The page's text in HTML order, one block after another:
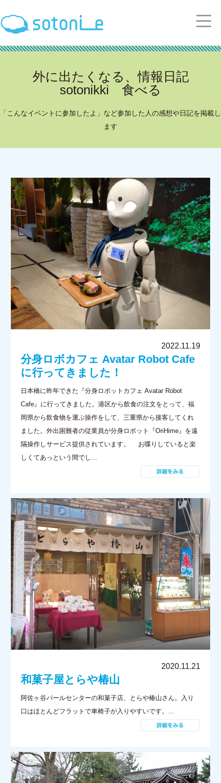
外に出たくなる、情報日記
sotonikki 食べる
「こんなイベントに参加したよ」など参加した人の感想や日記を掲載し
ます
2022.11.19
分身ロボカフェ Avatar Robot Cafe
に行ってきました！
日本橋に昨年できた『分身ロボットカフェ Avatar Robot
Cafe』に行ってきました。港区から飲食の注文をとって、福
岡県から飲食物を運ぶ操作をして、三重県から接客してくれ
ました。外出困難者の従業員が分身ロボット『OriHime』を遠
隔操作しサービス提供されています。 お喋りしていると楽
しくてあっという間でし...
2020.11.21
和菓子屋とらや椿山
阿佐ヶ谷パールセンターの和菓子店、とらや椿山さん。入り
口はほとんどフラットで車椅子が入りやすいです。...